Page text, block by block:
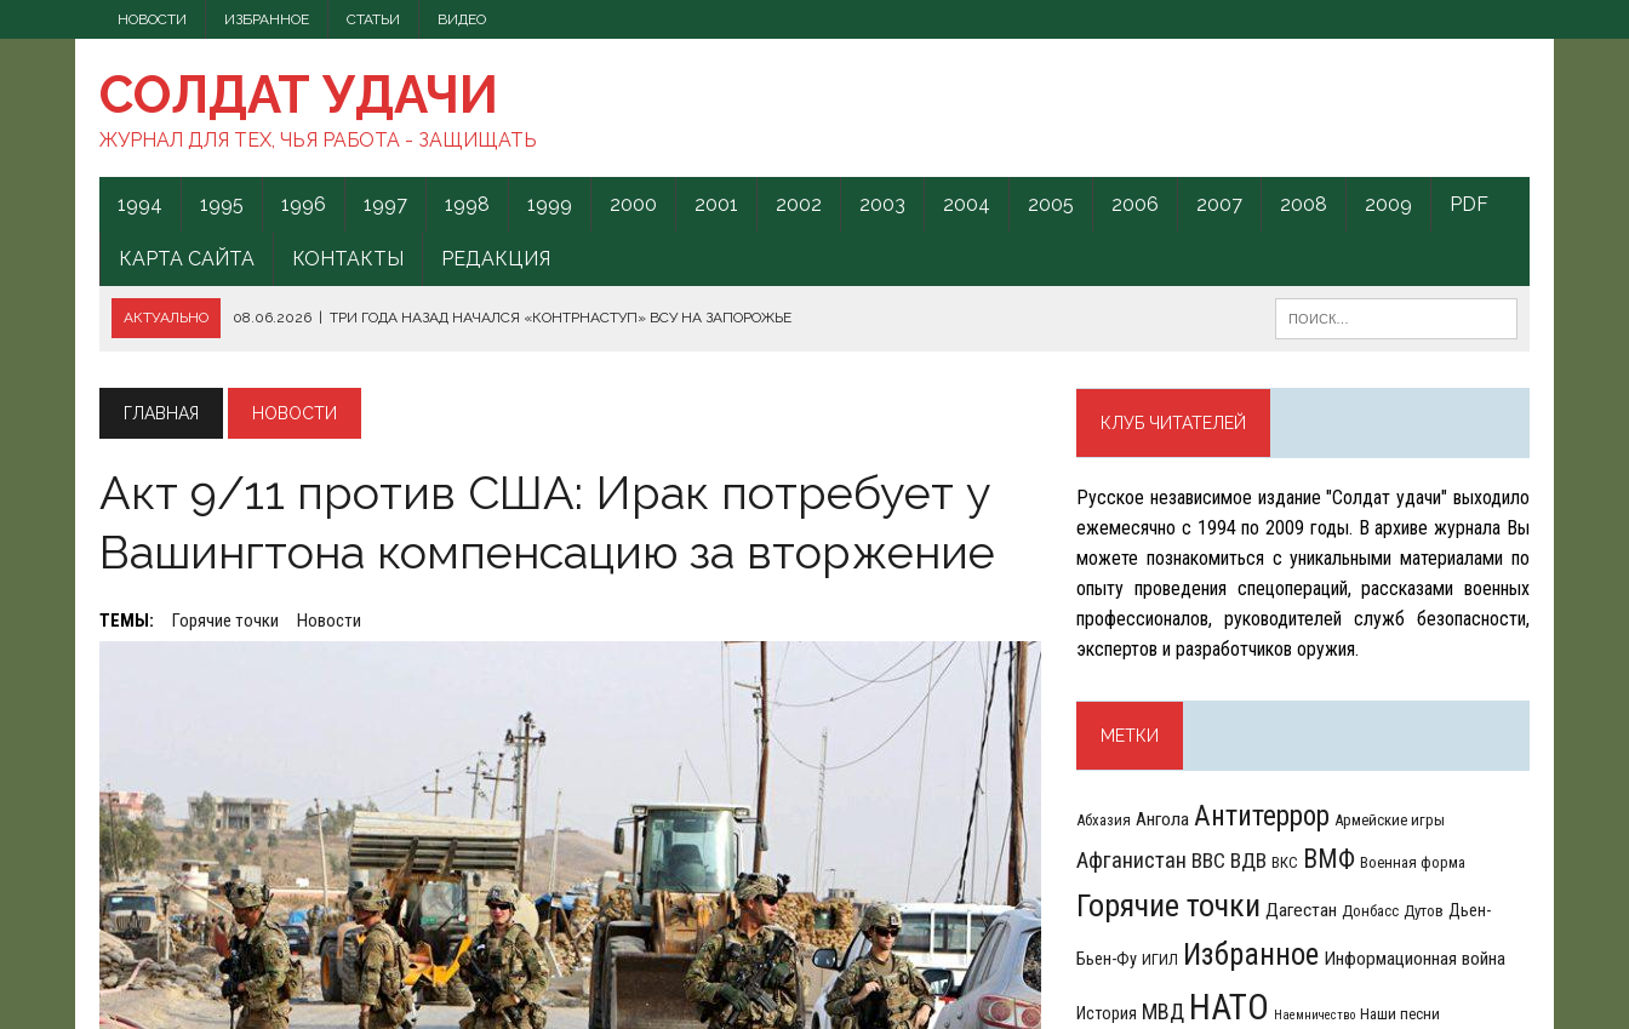
НОВОСТИ ИЗБРАННОЕ СТАТЬИ ВИДЕО
СОЛДАТ УДАЧИ
ЖУРНАЛ ДЛЯ ТЕХ, ЧЬЯ РАБОТА - ЗАЩИЩАТЬ
1994 1995 1996 1997 1998 1999 2000 2001 2002 2003 2004 2005 2006 2007 2008 2009 PDF
КАРТА САЙТА КОНТАКТЫ РЕДАКЦИЯ
АКТУАЛЬНО 08.06.2026 ТРИ ГОДА НАЗАД НАЧАЛСЯ «КОНТРНАСТУП» ВСУ НА ЗАПОРОЖЬЕ
07.06.2026 | БОРЬБА С НАШИМИ МОГАМИ. ЧТО ДЕЛАТЬ?
ВЫЯСНИЛОСЬ, ОТКУДА ВСУ ЗАПУСКАЛИ БЕСПИЛОТНИКИ В ЛЕНОБЛАСТЬ НАКАНУНЕ ОТКРЫТИЯ ПМЭФ.
07.06.2026 | В КЕНИИ ВСПЫХНУЛИ ПРОТЕСТЫ ПРОТИВ СЕКРЕТНОГО КАРАНТИННОГО ЦЕНТРА США.
19.06.2026 | WSJ: ПЕНТАГОНУ НУЖНО $80 МЛРД ДЛЯ ПОКРЫТИЯ РАСХОДОВ НА КОНФЛИКТ С ИРАНОМ
ГЛАВНАЯ НОВОСТИ
Акт 9/11 против США: Ирак потребует у
Вашингтона компенсацию за вторжение
ТЕМЫ: Горячие точки Новости
КЛУБ ЧИТАТЕЛЕЙ
Русское независимое издание "Солдат удачи" выходило
ежемесячно с 1994 по 2009 годы. В архиве журнала Вы
можете познакомиться с уникальными материалами по
опыту проведения спецопераций, рассказами военных
профессионалов, руководителей служб безопасности,
экспертов и разработчиков оружия.
МЕТКИ
Абхазия Ангола Антитеррор Армейские игры
Афганистан ВВС ВДВ ВКС ВМФ Военная форма
Горячие точки Дагестан Донбасс Дутов Дьен-
Бьен-Фу ИГИЛ Избранное Информационная война
История МВД НАТО Наемничество Наши песни